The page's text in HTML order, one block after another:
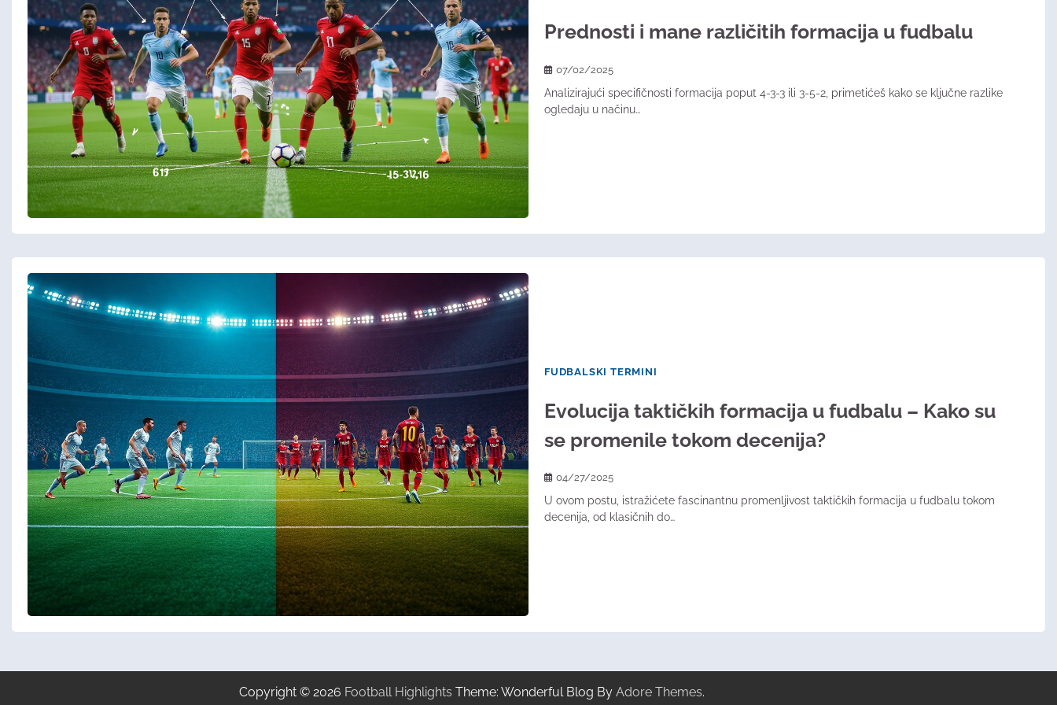
Prednosti i mane različitih formacija u fudbalu
07/02/2025
Analizirajući specifičnosti formacija poput 4-3-3 ili 3-5-2, primetićeš kako se ključne razlike
ogledaju u načinu…
FUDBALSKI TERMINI
Evolucija taktičkih formacija u fudbalu – Kako su
se promenile tokom decenija?
04/27/2025
U ovom postu, istražićete fascinantnu promenljivost taktičkih formacija u fudbalu tokom
decenija, od klasičnih do…
Copyright © 2026 Football Highlights Theme: Wonderful Blog By Adore Themes.